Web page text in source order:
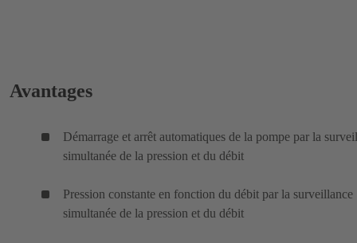
Avantages
Démarrage et arrêt automatiques de la pompe par la
simultanée de la pression et du débit
Pression constante en fonction du débit par la surveillance
simultanée de la pression et du débit